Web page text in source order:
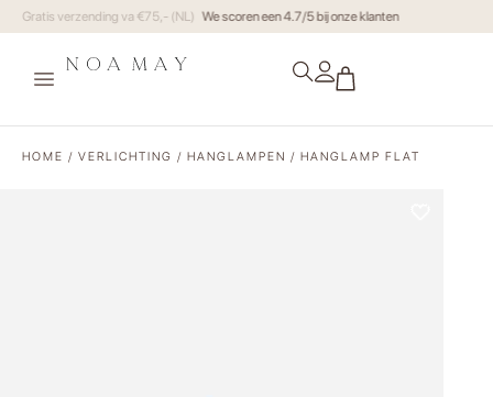
Gratis verzending va €75,- (NL)
HOME / VERLICHTING / HANGLAMPEN / HANGLAMP FLAT